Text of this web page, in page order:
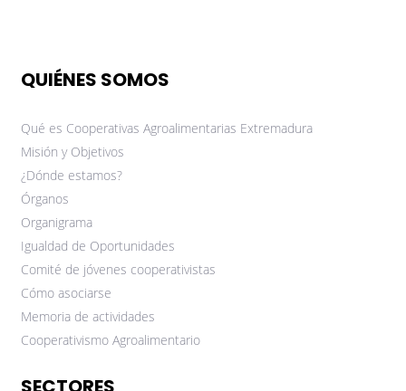
QUIÉNES SOMOS
Qué es Cooperativas Agroalimentarias Extremadura
Misión y Objetivos
¿Dónde estamos?
Órganos
Organigrama
Igualdad de Oportunidades
Comité de jóvenes cooperativistas
Cómo asociarse
Memoria de actividades
Cooperativismo Agroalimentario